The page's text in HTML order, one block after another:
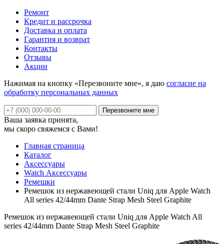
Ремонт
Кредит и рассрочка
Доставка и оплата
Гарантия и возврат
Контакты
Отзывы
Акции
Нажимая на кнопку «Перезвоните мне», я даю согласие на
обработку персональных данных
Ваша заявка принята,
мы скоро свяжемся с Вами!
Главная страница
Каталог
Аксессуары
Watch Аксессуары
Ремешки
Ремешок из нержавеющей стали Uniq для Apple Watch
All series 42/44mm Dante Strap Mesh Steel Graphite
Ремешок из нержавеющей стали Uniq для Apple Watch All
series 42/44mm Dante Strap Mesh Steel Graphite